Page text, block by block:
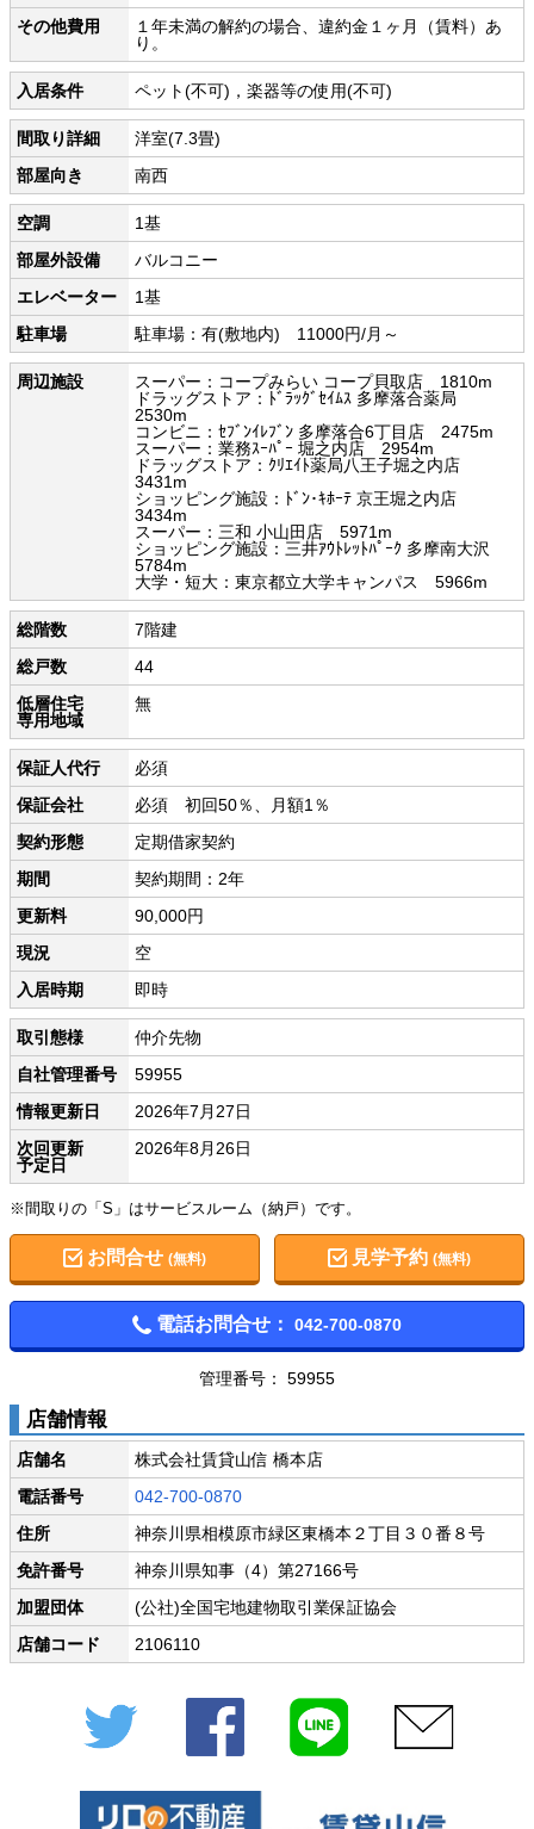
その他費用
１年未満の解約の場合、違約金１ヶ月（賃料）あ
り。
入居条件 ペット(不可)，楽器等の使用(不可)
間取り詳細
洋室(7.3畳)
部屋向き
南西
空調
1基
部屋外設備
バルコニー
エレベーター
1基
駐車場
駐車場：有(敷地内) 11000円/月～
周辺施設
スーパー：コープみらい コープ貝取店 1810m
ドラッグストア：ﾄﾞﾗｯｸﾞｾｲﾑｽ 多摩落合薬局
2530m
コンビニ：ｾﾌﾞﾝｲﾚﾌﾞﾝ 多摩落合6丁目店 2475m
スーパー：業務ｽｰﾊﾟｰ 堀之内店 2954m
ドラッグストア：ｸﾘｴｲﾄ薬局八王子堀之内店
3431m
ショッピング施設：ﾄﾞﾝ･ｷﾎｰﾃ 京王堀之内店
3434m
スーパー：三和 小山田店 5971m
ショッピング施設：三井ｱｳﾄﾚｯﾄﾊﾟｰｸ 多摩南大沢
5784m
大学・短大：東京都立大学キャンパス 5966m
総階数
7階建
総戸数
44
低層住宅
専用地域
無
保証人代行
必須
保証会社
必須 初回50％、月額1％
契約形態
定期借家契約
期間
契約期間：2年
更新料
90,000円
現況
空
入居時期
即時
取引態様
仲介先物
自社管理番号
59955
情報更新日
2026年7月27日
次回更新
予定日
2026年8月26日
※間取りの「S」はサービスルーム（納戸）です。
お問合せ (無料) 見学予約(無料)
電話お問合せ： 042-700-0870
管理番号： 59955
店舗情報
店舗名
株式会社賃貸山信 橋本店
電話番号
042-700-0870
住所
神奈川県相模原市緑区東橋本２丁目３０番８号
免許番号
神奈川県知事（4）第27166号
加盟団体
(公社)全国宅地建物取引業保証協会
店舗コード
2106110
Twitter Facebook